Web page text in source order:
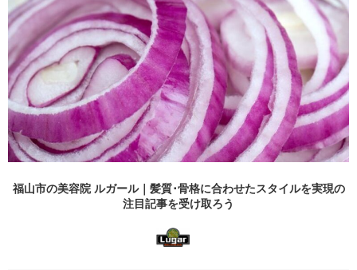
福山市の美容院 ルガール｜髪質･骨格に合わせたスタイルを実現の
注目記事を受け取ろう